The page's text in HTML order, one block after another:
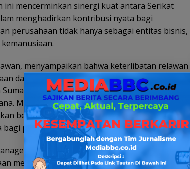
ini mencerminkan sinergi kuat antara Serikat
menghadirkan kontribusi nyata bagi
perusahaan tidak hanya sebagai entitas bisnis,
menyampaikan bahwa keterlibatan relawan
dan kepedulian yang terus dijaga oleh seluruh
adalah bentuk solidaritas kami kepada
Melalui asesmen langsung di lapangan, kami
benar-benar menjawab kebutuhan
proses pemulihan,” ujarnya.
Kilang Pertamina Plaju, Khabibullah
mendukung penuh setiap upaya kemanusiaan